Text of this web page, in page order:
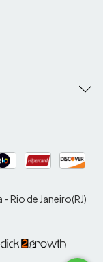
Rio de Janeiro(RJ)